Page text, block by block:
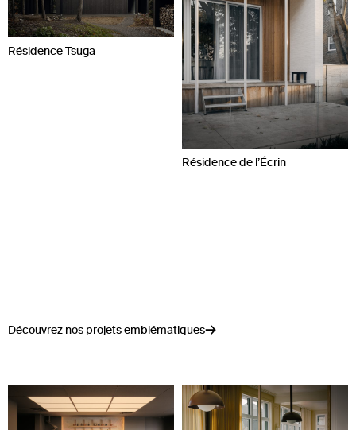
Résidence Tsuga
Résidence de l’Écrin
Découvrez nos projets emblématiques